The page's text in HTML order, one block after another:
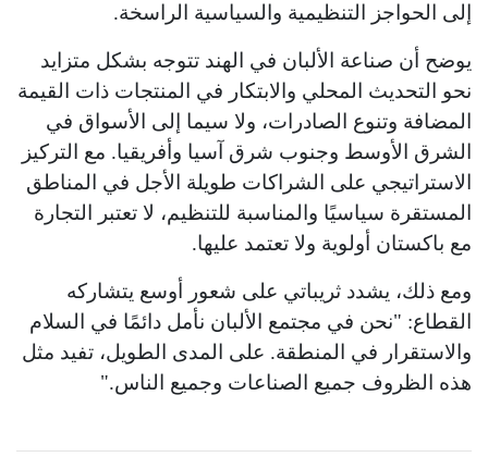
إلى الحواجز التنظيمية والسياسية الراسخة.
يوضح أن صناعة الألبان في الهند تتوجه بشكل متزايد
نحو التحديث المحلي والابتكار في المنتجات ذات القيمة
المضافة وتنوع الصادرات، ولا سيما إلى الأسواق في
الشرق الأوسط وجنوب شرق آسيا وأفريقيا. مع التركيز
الاستراتيجي على الشراكات طويلة الأجل في المناطق
المستقرة سياسيًا والمناسبة للتنظيم، لا تعتبر التجارة
مع باكستان أولوية ولا تعتمد عليها.
ومع ذلك، يشدد ثريباتي على شعور أوسع يتشاركه
القطاع: "نحن في مجتمع الألبان نأمل دائمًا في السلام
والاستقرار في المنطقة. على المدى الطويل، تفيد مثل
هذه الظروف جميع الصناعات وجميع الناس."